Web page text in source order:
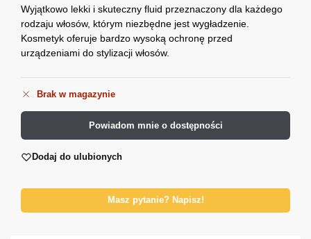
Wyjątkowo lekki i skuteczny fluid przeznaczony dla każdego
rodzaju włosów, którym niezbędne jest wygładzenie.
Kosmetyk oferuje bardzo wysoką ochronę przed
urządzeniami do stylizacji włosów.
Brak w magazynie
Powiadom mnie o dostępności
Dodaj do ulubionych
Masz pytanie? Napisz!